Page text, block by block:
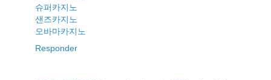
슈퍼카지노
샌즈카지노
오바마카지노
Responder